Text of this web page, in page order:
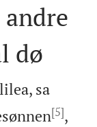
dø
sa
[5],